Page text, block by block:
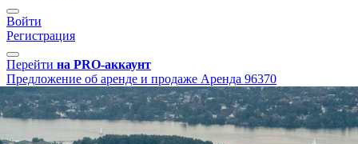
Войти
Регистрация
Перейти на PRO-аккаунт
Предложение об аренде и продаже Аренда 96370